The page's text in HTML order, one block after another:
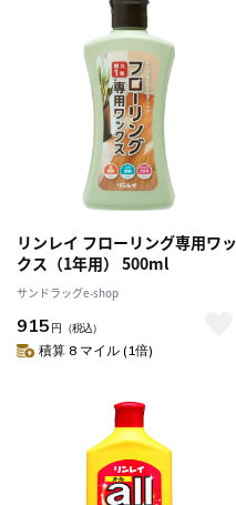
リンレイ フローリング専用ワッ
クス（1年用） 500ml
サンドラッグe-shop
915 円 （税込）
積算 8 マイル (1倍)